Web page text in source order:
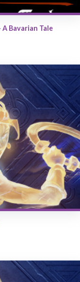
Bavarian Tale